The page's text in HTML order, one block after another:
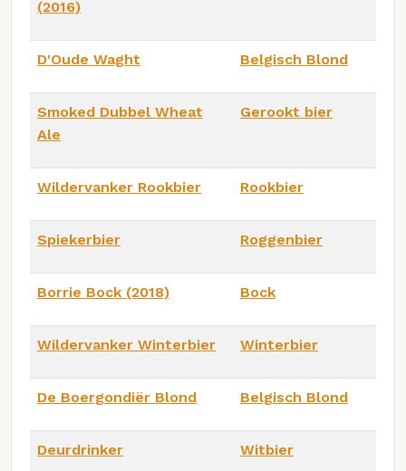
(2016)
D'Oude Waght Belgisch Blond
Smoked Dubbel Wheat
Ale
Gerookt bier
Wildervanker Rookbier Rookbier
Spiekerbier Roggenbier
Borrie Bock (2018) Bock
Wildervanker Winterbier Winterbier
De Boergondiër Blond Belgisch Blond
Deurdrinker Witbier